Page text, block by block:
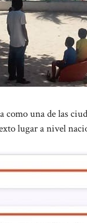
una de las
lugar a nivel